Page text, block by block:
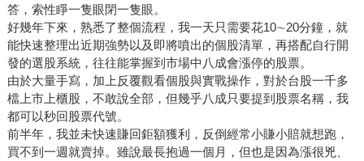
答，索性睜一隻眼閉一隻眼。
好幾年下來，熟悉了整個流程，我一天只需要花10∼20分鐘，就
能快速整理出近期強勢以及即將噴出的個股清單，再搭配自行開
發的選股系統，往往能掌握到市場中八成會漲停的股票。
由於大量手寫，加上反覆觀看個股與實戰操作，對於台股一千多
檔上市上櫃股，不敢說全部，但幾乎八成只要提到股票名稱，我
都可以秒回股票代號。
前半年，我並未快速賺回鉅額獲利，反倒經常小賺小賠就想跑，
買不到一週就賣掉。雖說最長抱過一個月，但也是因為漲很兇、